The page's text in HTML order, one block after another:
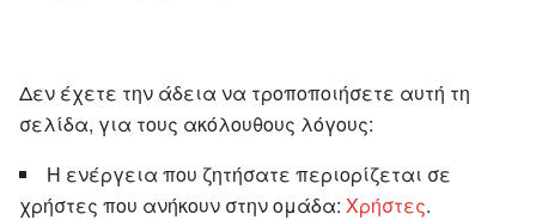
Δεν έχετε την άδεια να τροποποιήσετε αυτή τη
σελίδα, για τους ακόλουθους λόγους:
Η ενέργεια που ζητήσατε περιορίζεται σε
χρήστες που ανήκουν στην ομάδα: Χρήστες.